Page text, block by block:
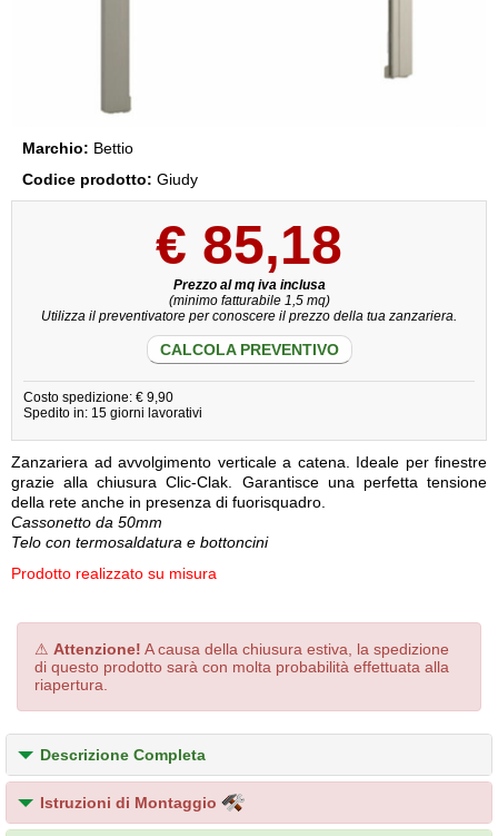
Marchio: Bettio
Codice prodotto: Giudy
€ 85,18
Prezzo al mq iva inclusa
(minimo fatturabile 1,5 mq)
Utilizza il preventivatore per conoscere il prezzo della tua zanzariera.
CALCOLA PREVENTIVO
Costo spedizione: € 9,90
Spedito in: 15 giorni lavorativi
Zanzariera ad avvolgimento verticale a catena. Ideale per finestre
grazie alla chiusura Clic-Clak. Garantisce una perfetta tensione
della rete anche in presenza di fuorisquadro.
Cassonetto da 50mm
Telo con termosaldatura e bottoncini
Prodotto realizzato su misura
⚠ Attenzione! A causa della chiusura estiva, la spedizione
di questo prodotto sarà con molta probabilità effettuata alla
riapertura.
Descrizione Completa
Istruzioni di Montaggio